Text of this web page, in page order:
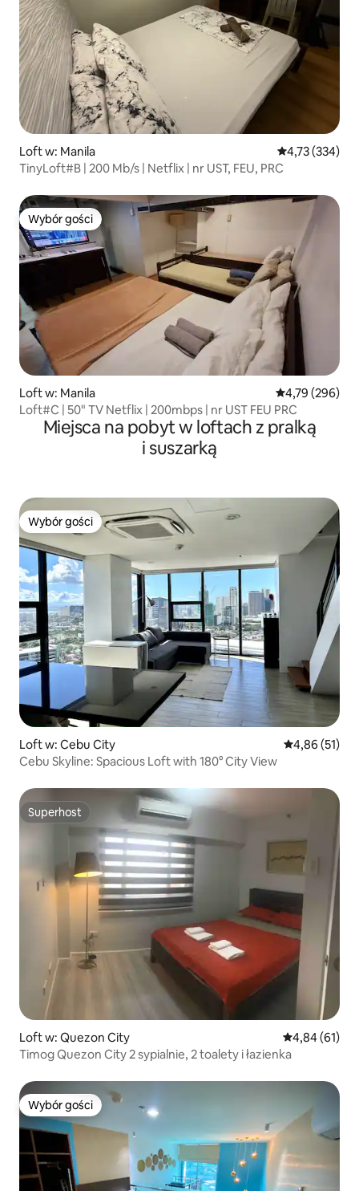
Loft w: Manila Średnia
4,73 (334)
TinyLoft#B | 200 Mb/s | Netflix | nr UST, FEU, PRC
Wybór gości
Wybór gości
Loft w: Manila Średnia
4,79 (296)
Loft#C | 50" TV Netflix | 200mbps | nr UST FEU PRC
Miejsca na pobyt w loftach z pralką
i suszarką
Wybór gości
Wybór gości
Loft w: Cebu City Średnia
4,86 (51)
Cebu Skyline: Spacious Loft with 180° City View
Superhost
Superhost
Loft w: Quezon City Średnia
4,84 (61)
Timog Quezon City 2 sypialnie, 2 toalety i łazienka
Wybór gości
Wybór gości